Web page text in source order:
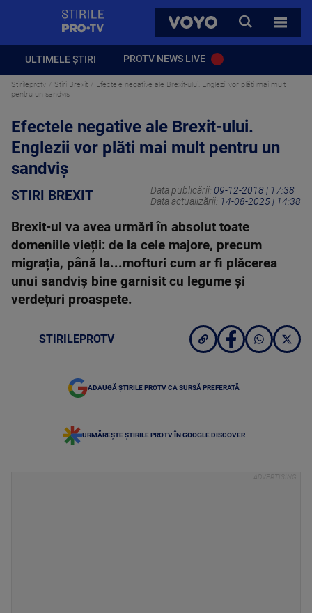
VOYO
CAUTA
TOATE
ULTIMELE ȘTIRI PROTV NEWS LIVE
Stirileprotv Stiri Brexit
Efectele negative ale Brexit-ului. Englezii vor plăti mai mult
pentru un sandviș
Efectele negative ale Brexit-ului.
Englezii vor plăti mai mult pentru un
sandviș
STIRI BREXIT Data publicării: 09-12-2018 | 17:38
Data actualizării: 14-08-2025 | 14:38
Brexit-ul va avea urmări în absolut toate
domeniile vieții: de la cele majore, precum
migrația, până la...mofturi cum ar fi plăcerea
unui sandviș bine garnisit cu legume și
verdețuri proaspete.
STIRILEPROTV
ADAUGĂ ȘTIRILE PROTV CA SURSĂ PREFERATĂ
URMĂREȘTE ȘTIRILE PROTV ÎN GOOGLE DISCOVER